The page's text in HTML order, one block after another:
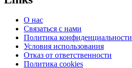
О нас
Связаться с нами
Политика конфиденциальности
Условия использования
Отказ от ответственности
Политика cookies